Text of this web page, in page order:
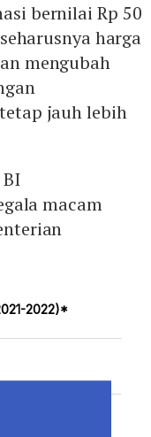
bernilai Rp 50
harga
mengubah
jauh lebih
macam